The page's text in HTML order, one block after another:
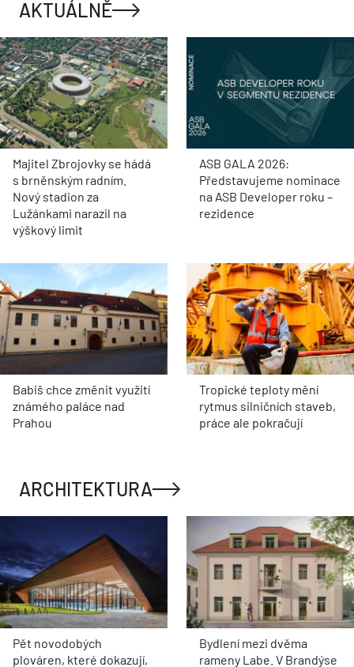
AKTUÁLNĚ
Majitel Zbrojovky se hádá
s brněnským radním.
Nový stadion za
Lužánkami narazil na
výškový limit
ASB GALA 2026:
Představujeme nominace
na ASB Developer roku –
rezidence
Babiš chce změnit využití
známého paláce nad
Prahou
Tropické teploty mění
rytmus silničních staveb,
práce ale pokračují
ARCHITEKTURA
Pět novodobých
plováren, které dokazují,
Bydlení mezi dvěma
rameny Labe. V Brandýse